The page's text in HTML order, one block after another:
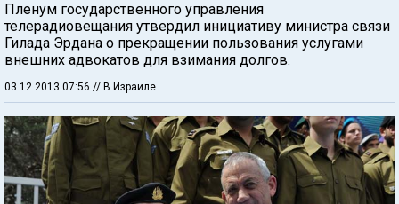
Пленум государственного управления
телерадиовещания утвердил инициативу министра связи
Гилада Эрдана о прекращении пользования услугами
внешних адвокатов для взимания долгов.
03.12.2013 07:56 // В Израиле